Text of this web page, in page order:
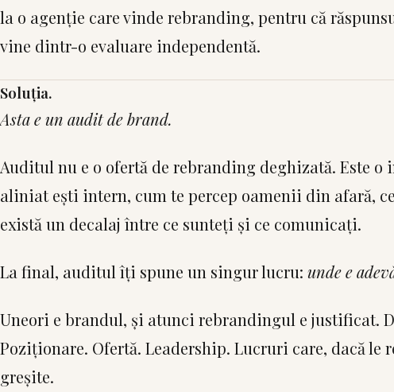
la o agenție care vinde rebranding, pentru că
vine dintr-o evaluare independentă.
Soluția.
Asta e un audit de brand.
Auditul nu e o ofertă de rebranding deghizată. Este
aliniat ești intern, cum te percep oamenii din afară,
există un decalaj între ce sunteți și ce comunicați.
La final, auditul îți spune un singur lucru: unde e
Uneori e brandul, și atunci rebrandingul e justificat.
Poziționare. Ofertă. Leadership. Lucruri care, dacă
greșite.